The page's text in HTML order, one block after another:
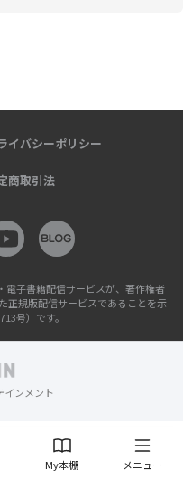
My本棚 メニュー
イバシーポリシー
商取引法
電子書籍配信サービスが、著作権者
正規版配信サービスであることを示
号）です。
インメント